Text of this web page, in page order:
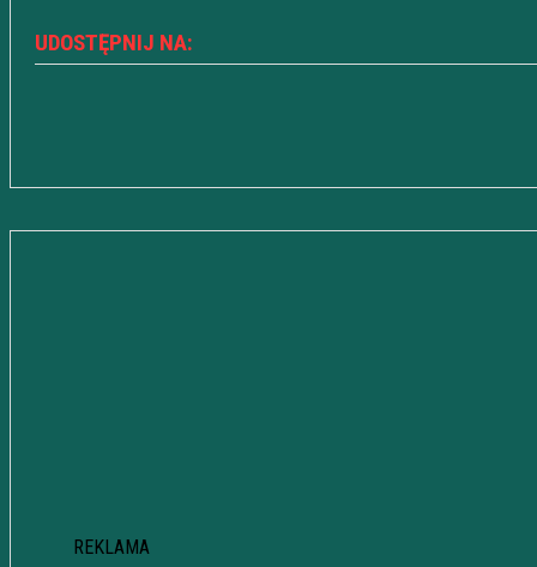
UDOSTĘPNIJ NA:
REKLAMA